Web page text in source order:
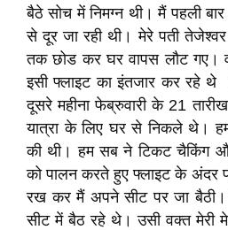
बैठे सोच में निमग्न थी। मैं पहली
से दूर जा रही थी। मेरे पती
तक छोड कर घर वापस लौट गए।
इसी फ्लाइट का इंतजार कर रहे
दूसरे महीना फेब्रुवारी के 21
यात्रा के लिए घर से निकले थे।
की थी। हम सब ने टिकट चैकिंग और
को पालन करते हुए फ्लाइट के अंदर
रख कर मैं अपने सीट पर जा
सीट में बैठ रहे थे। उसी वक्त मेरी